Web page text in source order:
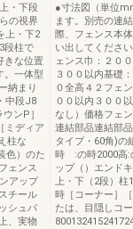
・下段
の視界
上・下2
段柱で
きな位置
。一体型
納まり
中段J8
ンP］
ミディア
柱な
色）のた
ェンス
アップ
チール
シュパ
、実物
●寸法図（単位
ます。別売の連
際、フェンス本
い出してくださ
ェンス巾：２０
３００以内基礎
０全高４２フェ
００以内３００
なし）価格フェ
連結部品連結部
タイプ・60角)
時 :の時2000高:
ップ（）エンド
上・下（2段）
時［コーナー］
たは、目隠しコ